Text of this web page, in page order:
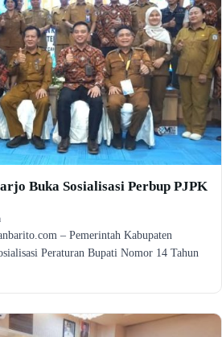
Buka Sosialisasi Perbup PJPK
– Pemerintah Kabupaten
Peraturan Bupati Nomor 14 Tahun